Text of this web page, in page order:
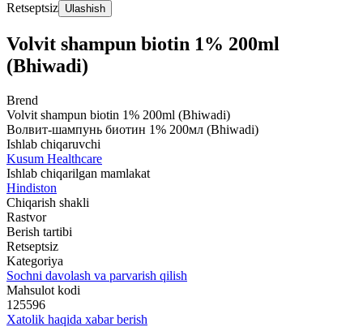
Retseptsiz Ulashish
Volvit shampun biotin 1% 200ml
(Bhiwadi)
Brend
Volvit shampun biotin 1% 200ml (Bhiwadi)
Волвит-шампунь биотин 1% 200мл (Bhiwadi)
Ishlab chiqaruvchi
Kusum Healthcare
Ishlab chiqarilgan mamlakat
Hindiston
Chiqarish shakli
Rastvor
Berish tartibi
Retseptsiz
Kategoriya
Sochni davolash va parvarish qilish
Mahsulot kodi
125596
Xatolik haqida xabar berish